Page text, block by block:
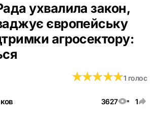
ухвалила закон,
європейську
агросектору:
3627 1
★★★★★
★★★★★1 голос